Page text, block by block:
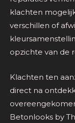
klachten
verschillen of
opzichte van de
Klachten ten
direct na
Betonlooks by